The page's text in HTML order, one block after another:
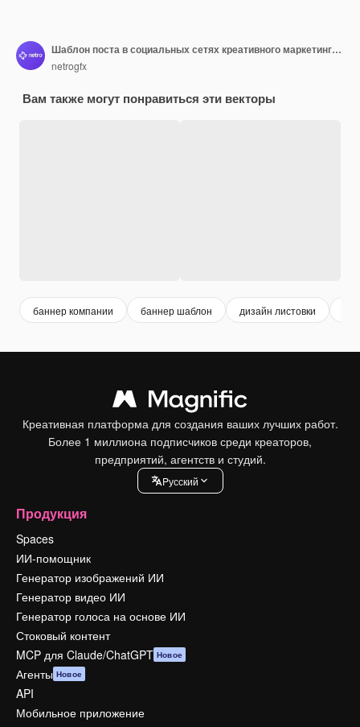
Шаблон поста в социальных сетях креативного маркетингового агентства
netrogfx
Вам также могут понравиться эти векторы
баннер компании баннер шаблон дизайн листовки
Креативная платформа для создания ваших лучших работ.
Более 1 миллиона подписчиков среди креаторов,
предприятий, агентств и студий.
Pусский
Продукция
Spaces
ИИ-помощник
Генератор изображений ИИ
Генератор видео ИИ
Генератор голоса на основе ИИ
Стоковый контент
MCP для Claude/ChatGPT Новое
Агенты Новое
API
Мобильное приложение